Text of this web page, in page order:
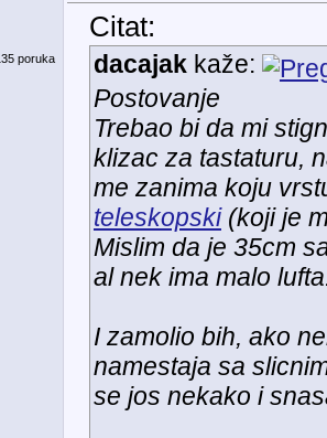
poruka
Citat:
dacajakkaže:
Postovanje
Trebao bi da mi
klizac za tastaturu,
me zanima koju
teleskopski(koji je
Mislim da je 35cm
al nek ima malo
I zamolio bih, ako
namestaja sa
se jos nekako i